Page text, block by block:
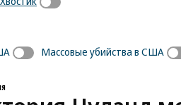
Массовые убийства в США